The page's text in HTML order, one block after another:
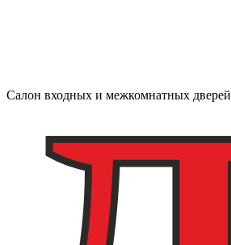
Салон входных и межкомнатных дверей